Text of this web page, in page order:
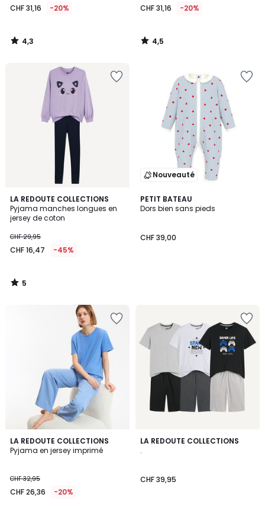
CHF 31,16 -20%
4,3
/
CHF 31,16 -20%
4,5
/
LA REDOUTE COLLECTIONS
Pyjama manches longues en
jersey de coton
CHF 29,95
CHF 16,47 -45%
5
/
5
5
/
Nouveauté
PETIT BATEAU
Dors bien sans pieds
CHF 39,00
LA REDOUTE COLLECTIONS
Pyjama en jersey imprimé
CHF 32,95
CHF 26,36 -20%
5
/
2
Couleurs
LA REDOUTE COLLECTIONS
.
CHF 39,95
4,8